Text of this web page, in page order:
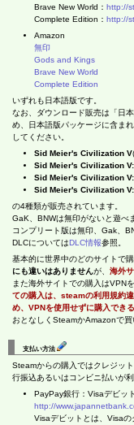
Brave New World： http://
Complete Edition： http://
Amazon
無印
Gods and Kings
Brave New World
Complete Edition
いずれも日本語版です。
なお、ダウンロード販売は「日
め、日本語版パッケージに含ま
してください。
Sid Meier's Civilization V
Sid Meier's Civilization
Sid Meier's Civilization
Sid Meier's Civilization
の4種類が販売されています。
GaK、BNWは無印がないと遊べ
コンプリート版は無印、Gak、
DLCについてはDLC情報参照。
基本的に世界中のどのサイトで
にも違いはありませんが、 海外
また海外サイトでの購入はVPN
ての購入は、steamの利用規約
め、VPNを使用せずに購入でき
おとなしくSteamかAmazonで買
支払い方法
Steamからの購入ではクレジッ
行振込あるいはコンビニ払いが利
PayPay銀行：Visaデビッ
http://
Visaデビットとは、Visa